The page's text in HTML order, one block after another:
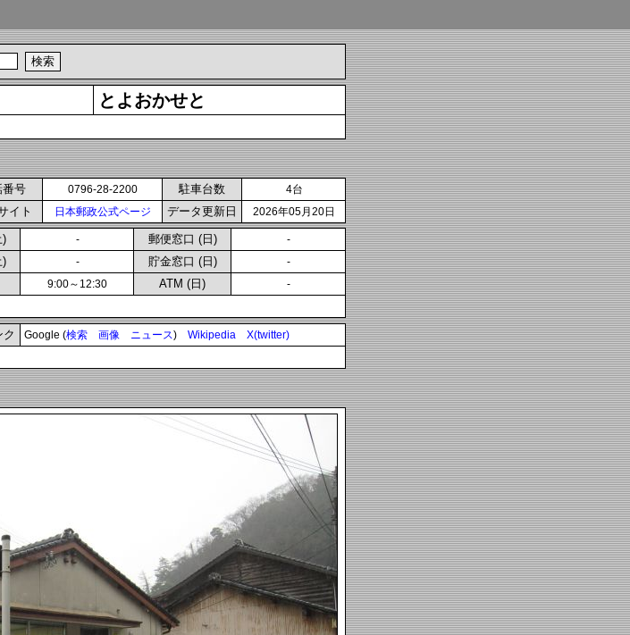
とよおかせと
番号 0796-28-2200 駐車台数 4台
イト 日本郵政公式ページ データ更新日 2026年05月20日
) - 郵便窓口 (日) -
) - 貯金窓口 (日) -
9:00～12:30 ATM (日) -
ク Google (検索 画像 ニュース) Wikipedia X(twitter)